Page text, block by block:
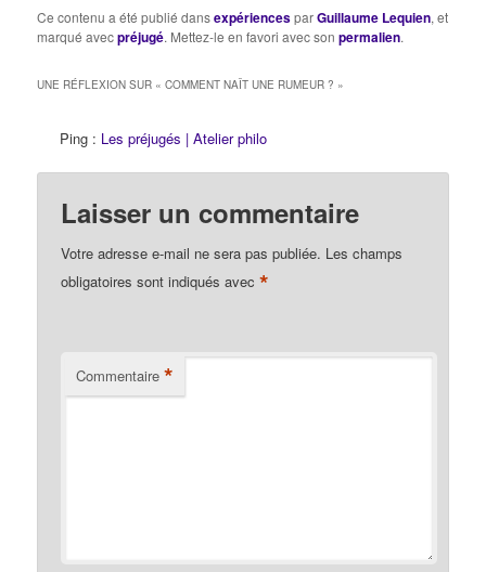
afin de mesurer nos
associations implicites
peau, sur le genre, la
racistes…
Ce contenu a été publié dansexpériencesparGuillaume Lequien, et
marqué avecpréjugé. Mettez-le en favori avec sonpermalien.
UNE RÉFLEXION SUR «COMMENT NAÎT UNE RUMEUR ? »
Ping : Les préjugés | Atelier philo
Laisser un commentaire
Votre adresse e-mail ne sera pas publiée. Les champs
obligatoires sont indiqués avec*
Commentaire *